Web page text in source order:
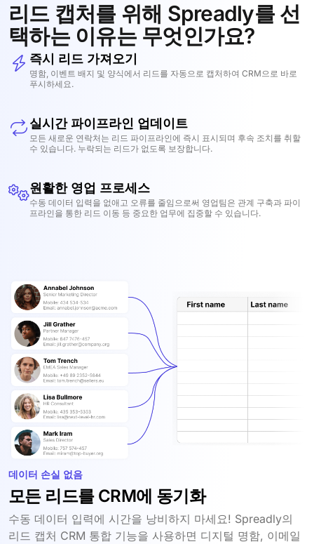
리드 캡처를 위해 Spreadly를 선
택하는 이유는 무엇인가요?
즉시 리드 가져오기
명함, 이벤트 배지 및 양식에서 리드를 자동으로 캡처하여 CRM으로 바로
푸시하세요.
실시간 파이프라인 업데이트
모든 새로운 연락처는 리드 파이프라인에 즉시 표시되며 후속 조치를 취할
수 있습니다. 누락되는 리드가 없도록 보장합니다.
원활한 영업 프로세스
수동 데이터 입력을 없애고 오류를 줄임으로써 영업팀은 관계 구축과 파이
프라인을 통한 리드 이동 등 중요한 업무에 집중할 수 있습니다.
데이터 손실 없음
모든 리드를 CRM에 동기화
수동 데이터 입력에 시간을 낭비하지 마세요! Spreadly의
리드 캡처 CRM 통합 기능을 사용하면 디지털 명함, 이메일